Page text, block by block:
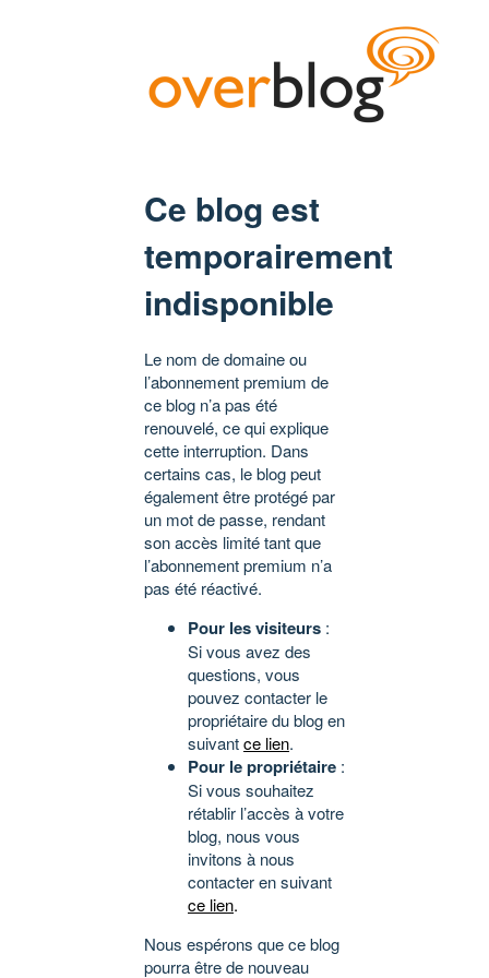
Ce blog est
temporairement
indisponible
Le nom de domaine ou
l’abonnement premium de
ce blog n’a pas été
renouvelé, ce qui explique
cette interruption. Dans
certains cas, le blog peut
également être protégé par
un mot de passe, rendant
son accès limité tant que
l’abonnement premium n’a
pas été réactivé.
Pour les visiteurs :
Si vous avez des
questions, vous
pouvez contacter le
propriétaire du blog en
suivantce lien.
Pour le propriétaire :
Si vous souhaitez
rétablir l’accès à votre
blog, nous vous
invitons à nous
contacter en suivant
ce lien.
Nous espérons que ce blog
pourra être de nouveau